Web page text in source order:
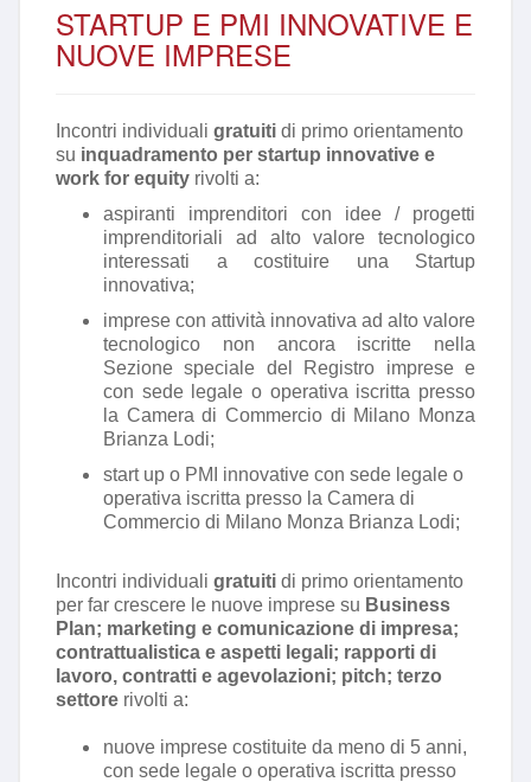
STARTUP E PMI INNOVATIVE E
NUOVE IMPRESE
Incontri individuali gratuiti di primo orientamento
su inquadramento per startup innovative e
work for equity rivolti a:
aspiranti imprenditori con idee / progetti
imprenditoriali ad alto valore tecnologico
interessati a costituire una Startup
innovativa;
imprese con attività innovativa ad alto valore
tecnologico non ancora iscritte nella
Sezione speciale del Registro imprese e
con sede legale o operativa iscritta presso
la Camera di Commercio di Milano Monza
Brianza Lodi;
start up o PMI innovative con sede legale o
operativa iscritta presso la Camera di
Commercio di Milano Monza Brianza Lodi;
Incontri individuali gratuiti di primo orientamento
per far crescere le nuove imprese su Business
Plan; marketing e comunicazione di impresa;
contrattualistica e aspetti legali; rapporti di
lavoro, contratti e agevolazioni; pitch; terzo
settore rivolti a:
nuove imprese costituite da meno di 5 anni,
con sede legale o operativa iscritta presso